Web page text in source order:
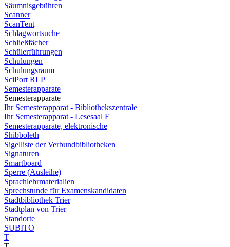
Säumnisgebühren
Scanner
ScanTent
Schlagwortsuche
Schließfächer
Schülerführungen
Schulungen
Schulungsraum
SciPort RLP
Semesterapparate
Semesterapparate
Ihr Semesterapparat - Bibliothekszentrale
Ihr Semesterapparat - Lesesaal F
Semesterapparate, elektronische
Shibboleth
Sigelliste der Verbundbibliotheken
Signaturen
Smartboard
Sperre (Ausleihe)
Sprachlehrmaterialien
Sprechstunde für Examenskandidaten
Stadtbibliothek Trier
Stadtplan von Trier
Standorte
SUBITO
T